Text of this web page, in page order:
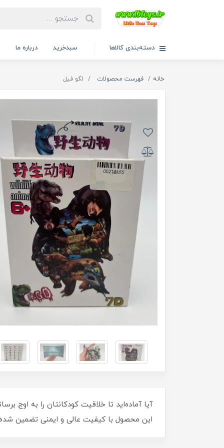
دسته‌بندی کالاها سبدخرید درباره ما
خانه فهرست محصولات لگو فیل
آیا آماده‌اید تا خلاقیت‌ کودکانتان را به
این محصول با کیفیت عالی و ایمنی تضمین